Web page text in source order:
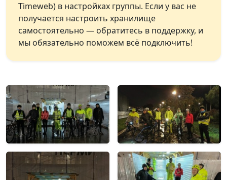
Timeweb) в настройках группы. Если у вас не
получается настроить хранилище
самостоятельно — обратитесь в поддержку, и
мы обязательно поможем всё подключить!